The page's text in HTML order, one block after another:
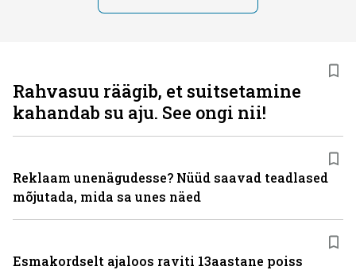
Rahvasuu räägib, et suitsetamine
kahandab su aju. See ongi nii!
Reklaam unenägudesse? Nüüd saavad teadlased
mõjutada, mida sa unes näed
Esmakordselt ajaloos raviti 13aastane poiss